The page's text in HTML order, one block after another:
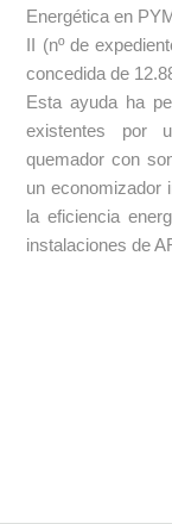
Energética en
II (nº de
concedida de
Esta ayuda ha
existentes por
quemador con
un economizador
la eficiencia
instalaciones de